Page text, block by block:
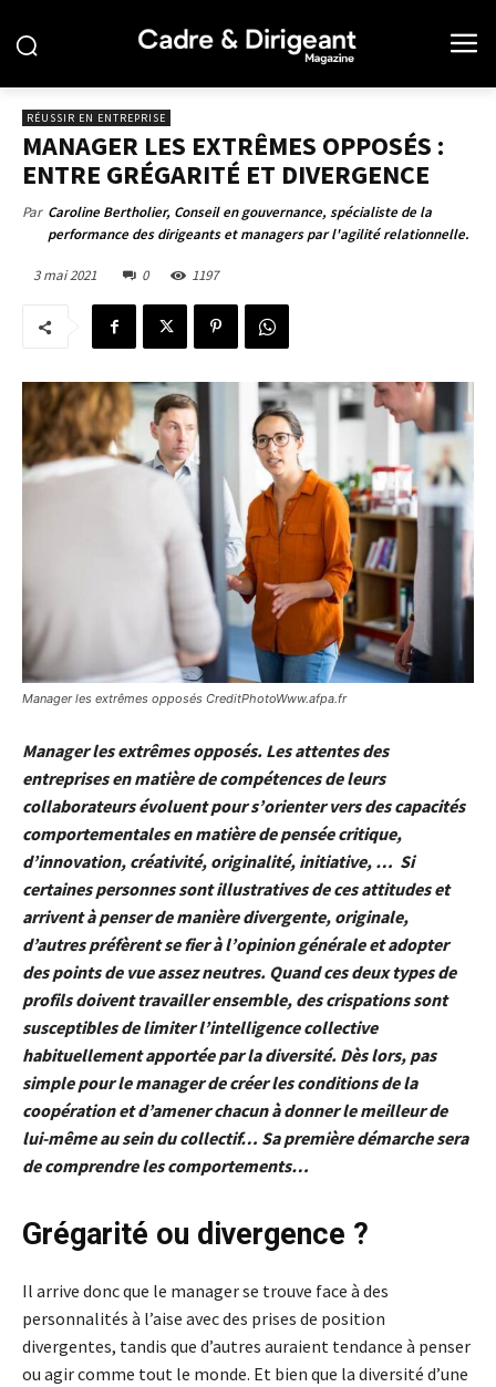
RÉUSSIR EN ENTREPRISE
MANAGER LES EXTRÊMES OPPOSÉS :
ENTRE GRÉGARITÉ ET DIVERGENCE
Par Caroline Bertholier, Conseil en gouvernance, spécialiste de la
performance des dirigeants et managers par l'agilité relationnelle.
3 mai 2021 0 1197
Manager les extrêmes opposés CreditPhotoWww.afpa.fr
Manager les extrêmes opposés. Les attentes des
entreprises en matière de compétences de leurs
collaborateurs évoluent pour s’orienter vers des capacités
comportementales en matière de pensée critique,
d’innovation, créativité, originalité, initiative, … Si
certaines personnes sont illustratives de ces attitudes et
arrivent à penser de manière divergente, originale,
d’autres préfèrent se fier à l’opinion générale et adopter
des points de vue assez neutres. Quand ces deux types de
profils doivent travailler ensemble, des crispations sont
susceptibles de limiter l’intelligence collective
habituellement apportée par la diversité. Dès lors, pas
simple pour le manager de créer les conditions de la
coopération et d’amener chacun à donner le meilleur de
lui-même au sein du collectif… Sa première démarche sera
de comprendre les comportements…
Grégarité ou divergence ?
Il arrive donc que le manager se trouve face à des
personnalités à l’aise avec des prises de position
divergentes, tandis que d’autres auraient tendance à penser
ou agir comme tout le monde. Et bien que la diversité d’une